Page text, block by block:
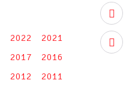
2022
2021
2017
2016
2012
2011